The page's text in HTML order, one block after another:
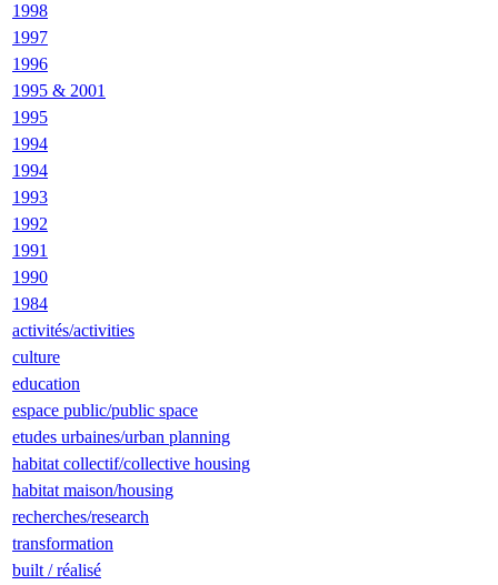
1998
1997
1996
1995 & 2001
1995
1994
1994
1993
1992
1991
1990
1984
activités/activities
culture
education
espace public/public space
etudes urbaines/urban planning
habitat collectif/collective housing
habitat maison/housing
recherches/research
transformation
built / réalisé